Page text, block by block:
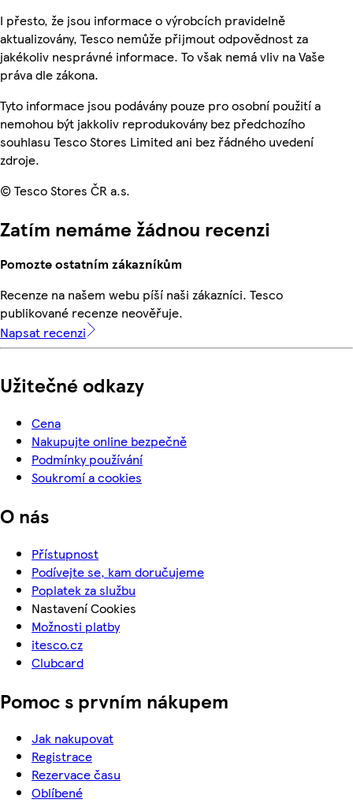
I přesto, že jsou informace o výrobcích pravidelně
aktualizovány, Tesco nemůže přijmout odpovědnost za
jakékoliv nesprávné informace. To však nemá vliv na Vaše
práva dle zákona.
Tyto informace jsou podávány pouze pro osobní použití a
nemohou být jakkoliv reprodukovány bez předchozího
souhlasu Tesco Stores Limited ani bez řádného uvedení
zdroje.
© Tesco Stores ČR a.s.
Zatím nemáme žádnou recenzi
Pomozte ostatním zákazníkům
Recenze na našem webu píší naši zákazníci. Tesco
publikované recenze neověřuje.
Napsat recenzi
Užitečné odkazy
Cena
Nakupujte online bezpečně
Podmínky používání
Soukromí a cookies
O nás
Přístupnost
Podívejte se, kam doručujeme
Poplatek za službu
Nastavení Cookies
Možnosti platby
itesco.cz
Clubcard
Pomoc s prvním nákupem
Jak nakupovat
Registrace
Rezervace času
Oblíbené